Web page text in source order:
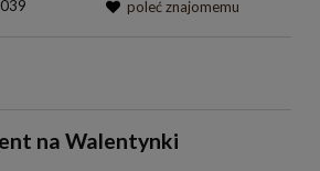
poleć znajomemu
na Walentynki